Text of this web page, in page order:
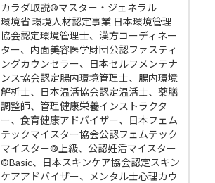
カラダ取説®マスター・ジェネラル
環境省 環境人材認定事業 日本環境管理
協会認定環境管理士、漢方コーディネー
ター、内面美容医学財団公認ファスティ
ングカウンセラー、日本セルフメンテナ
ンス協会認定腸内環境管理士、腸内環境
解析士、日本温活協会認定温活士、薬膳
調整師、管理健康栄養インストラクタ
ー、食育健康アドバイザー、日本フェム
テックマイスター協会公認フェムテック
マイスター®上級、公認妊活マイスター
®Basic、日本スキンケア協会認定スキン
ケアアドバイザー、メンタル士心理カウ